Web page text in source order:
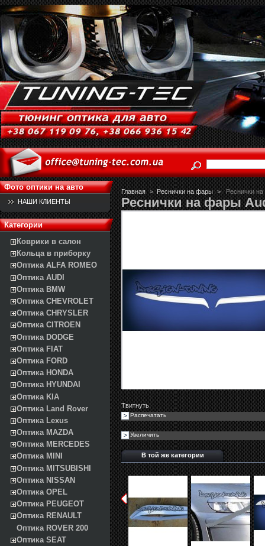
Фото оптики на авто
НАШИ КЛИЕНТЫ
Категории
Коврики в салон
Кольца в приборку
Оптика ALFA ROMEO
Оптика AUDI
Оптика BMW
Оптика CHEVROLET
Оптика CHRYSLER
Оптика CITROEN
Оптика DODGE
Оптика FIAT
Оптика FORD
Оптика HONDA
Оптика HYUNDAI
Оптика KIA
Оптика Land Rover
Оптика Lexus
Оптика MAZDA
Оптика MERCEDES
Оптика MINI
Оптика MITSUBISHI
Оптика NISSAN
Оптика OPEL
Оптика PEUGEOT
Оптика RENAULT
Оптика ROVER 200
Оптика SEAT
Главная > Реснички на фары > Реснички
Реснички на фары
Твитнуть
Распечатать
Увеличить
В той же категории